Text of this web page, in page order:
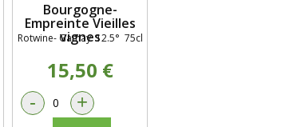
Bourgogne-
Empreinte Vieilles
vignes
Rotwine- Gamay 12.5° 75cl
15,50 €
- +